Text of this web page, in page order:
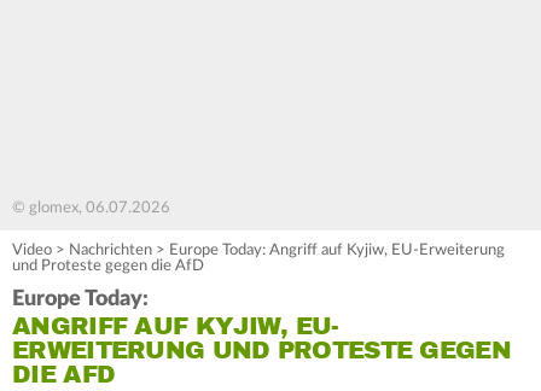
© glomex, 06.07.2026
Video > Nachrichten > Europe Today: Angriff auf Kyjiw, EU-Erweiterung
und Proteste gegen die AfD
Europe Today:
ANGRIFF AUF KYJIW, EU-
ERWEITERUNG UND PROTESTE GEGEN
DIE AFD